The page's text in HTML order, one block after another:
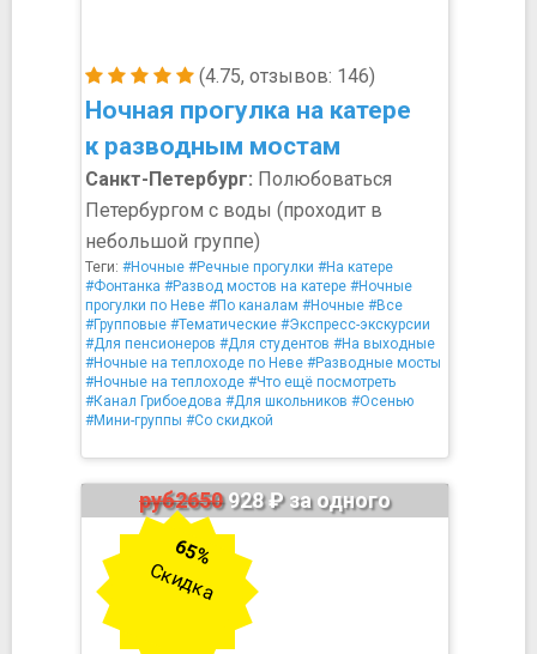
(4.75, отзывов: 146)
Ночная прогулка на катере
к разводным мостам
Санкт-Петербург: Полюбоваться
Петербургом с воды (проходит в
небольшой группе)
Теги: #Ночные #Речные прогулки #На катере
#Фонтанка #Развод мостов на катере #Ночные
прогулки по Неве #По каналам #Ночные #Все
#Групповые #Тематические #Экспресс-экскурсии
#Для пенсионеров #Для студентов #На выходные
#Ночные на теплоходе по Неве #Разводные мосты
#Ночные на теплоходе #Что ещё посмотреть
#Канал Грибоедова #Для школьников #Осенью
#Мини-группы #Со скидкой
руб2650928 ₽ за одного
65%
Скидка